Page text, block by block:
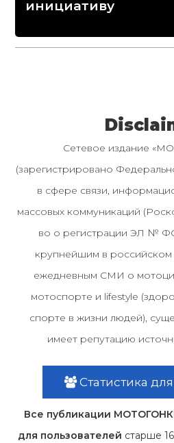
инициативу
Сетевое издание
(зарегистрировано
в сфере связи,
массовых коммуникаций
во о регистрации ЭЛ №
крупнейшим в российском
ежедневным СМИ о
мотоспорте и lifestyle
спорте в жизни людей),
имеет репутацию
Статистика
Все публикации
для пользователей старше